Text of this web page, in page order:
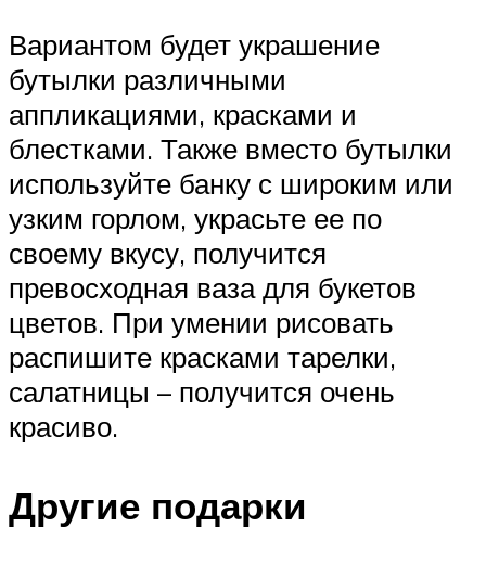
Вариантом будет украшение
бутылки различными
аппликациями, красками и
блестками. Также вместо бутылки
используйте банку с широким или
узким горлом, украсьте ее по
своему вкусу, получится
превосходная ваза для букетов
цветов. При умении рисовать
распишите красками тарелки,
салатницы – получится очень
красиво.
Другие подарки